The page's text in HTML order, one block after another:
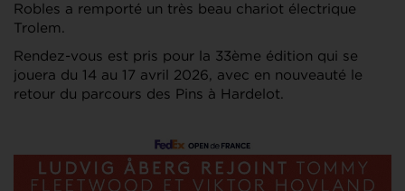
Robles a remporté un très beau chariot électrique
Trolem.
Rendez-vous est pris pour la 33ème édition qui se
jouera du 14 au 17 avril 2026, avec en nouveauté le
retour du parcours des Pins à Hardelot.